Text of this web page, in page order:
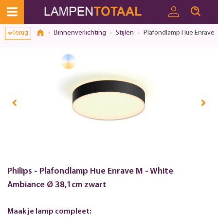
Terug Binnenverlichting Stijlen Plafondlamp Hue Enrave
Philips - Plafondlamp Hue Enrave M - White
Ambiance Ø 38,1cm zwart
Maak je lamp compleet: